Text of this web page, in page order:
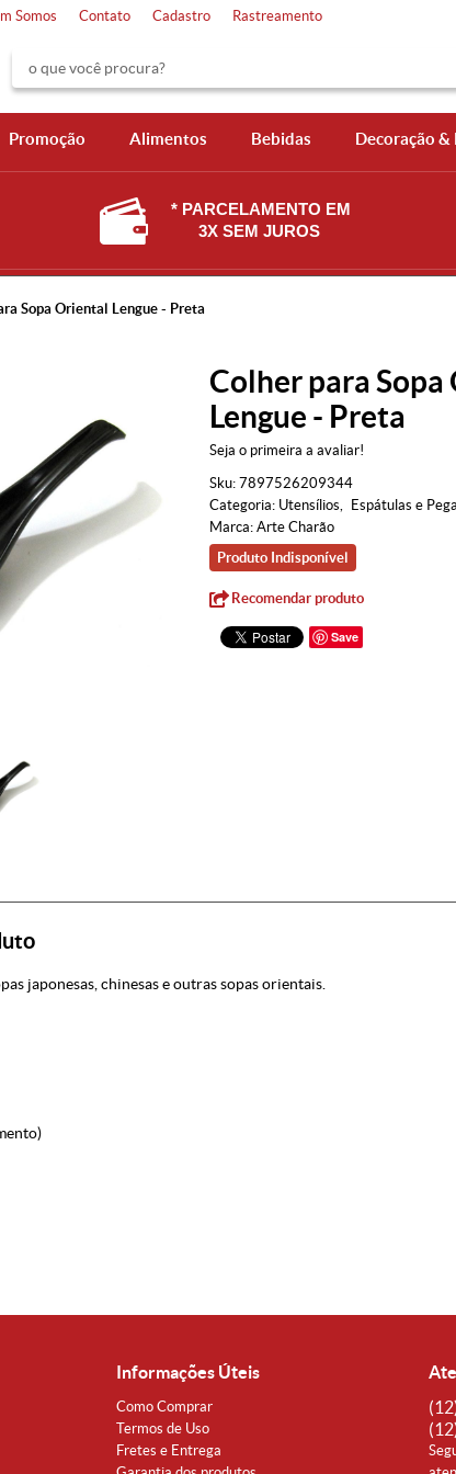
Somos Contato Cadastro Rastreamento
Promoção Alimentos Bebidas Decoração &
* PARCELAMENTO EM
3X SEM JUROS
Sopa Oriental Lengue - Preta
Colher para
Lengue - Preta
Seja o primeira a avaliar!
Sku: 7897526209344
Categoria: Utensílios
Espátulas e
Marca: Arte Charão
Produto Indisponível
Recomendar produto
Save
japonesas, chinesas e outras sopas orientais.
Informações Úteis
Como Comprar
Termos de Uso
Fretes e Entrega